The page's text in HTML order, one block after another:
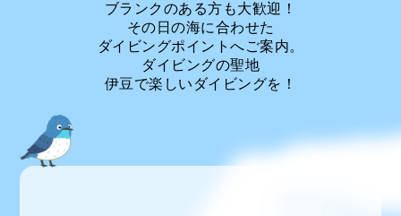
ブランクのある方も大歓迎！
その日の海に合わせた
ダイビングポイントへご案内。
ダイビングの聖地
伊豆で楽しいダイビングを！